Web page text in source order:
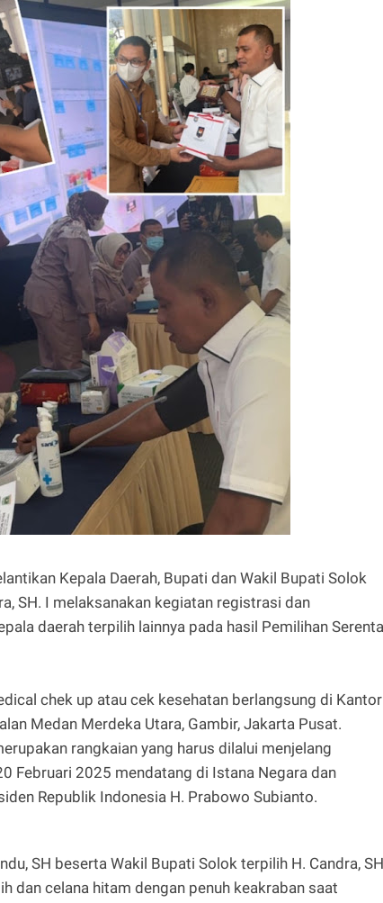
Kepala Daerah, Bupati dan Wakil Bupati Solok
SH. I melaksanakan kegiatan registrasi dan
daerah terpilih lainnya pada hasil Pemilihan
chek up atau cek kesehatan berlangsung di Kantor
Medan Merdeka Utara, Gambir, Jakarta Pusat.
rangkaian yang harus dilalui menjelang
Februari 2025 mendatang di Istana Negara dan
Republik Indonesia H. Prabowo Subianto.
SH beserta Wakil Bupati Solok terpilih H. Candra,
dan celana hitam dengan penuh keakraban saat